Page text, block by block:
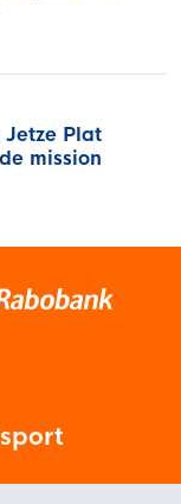
Jetze Plat
mission